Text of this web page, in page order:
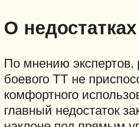
О недостатках
По мнению экспертов,
боевого ТТ не
комфортного
главный недостаток